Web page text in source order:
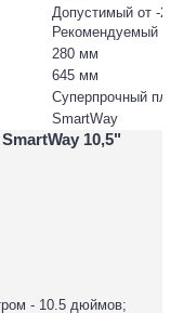
Допустимый от -20
Рекомендуемый от
280 мм
645 мм
Суперпрочный
SmartWay
SmartWay 10,5"
- 10.5 дюймов;